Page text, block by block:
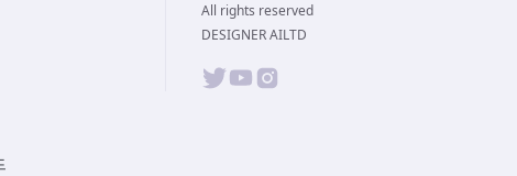
All rights reserved
DESIGNER AILTD